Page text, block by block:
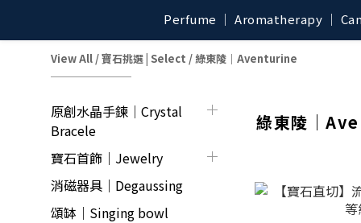
Perfume │ Aromatherapy │
View All /寶石挑選 | Select /綠東陵｜Aventurine
原創水晶手鍊│Crystal
Bracele
寶石首飾｜Jewelry
消磁器具｜Degaussing
頌缽｜Singing bowl
綠東陵｜